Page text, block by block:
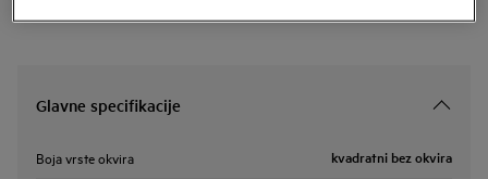
Glavne specifikacije
Boja vrste okvira kvadratni bez okvira